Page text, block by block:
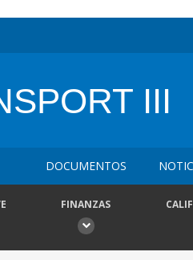
III
DOCUMENTOS
FINANZAS